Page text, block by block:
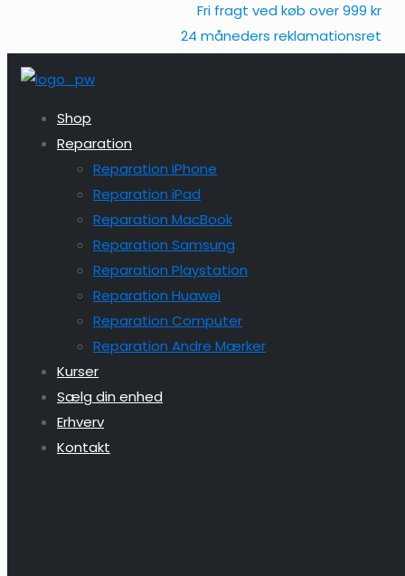
Fri fragt ved køb over 999 kr
24 måneders reklamationsret
Shop
Reparation
Reparation iPhone
Reparation iPad
Reparation MacBook
Reparation Samsung
Reparation Playstation
Reparation Huawei
Reparation Computer
Reparation Andre Mærker
Kurser
Sælg din enhed
Erhverv
Kontakt